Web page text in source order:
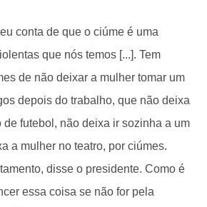
conta de que o ciúme é uma
que nós temos [...]. Tem
de não deixar a mulher tomar um
depois do trabalho, que não deixa
de futebol, não deixa ir sozinha a um
a mulher no teatro, por ciúmes.
disse o presidente. Como é
essa coisa se não for pela